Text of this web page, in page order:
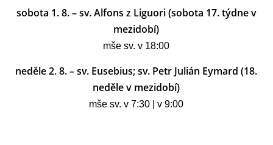
sobota 1. 8. – sv. Alfons z Liguori (sobota 17. týdne v
mezidobí)
mše sv. v 18:00
neděle 2. 8. – sv. Eusebius; sv. Petr Julián Eymard (18.
neděle v mezidobí)
mše sv. v 7:30 | v 9:00